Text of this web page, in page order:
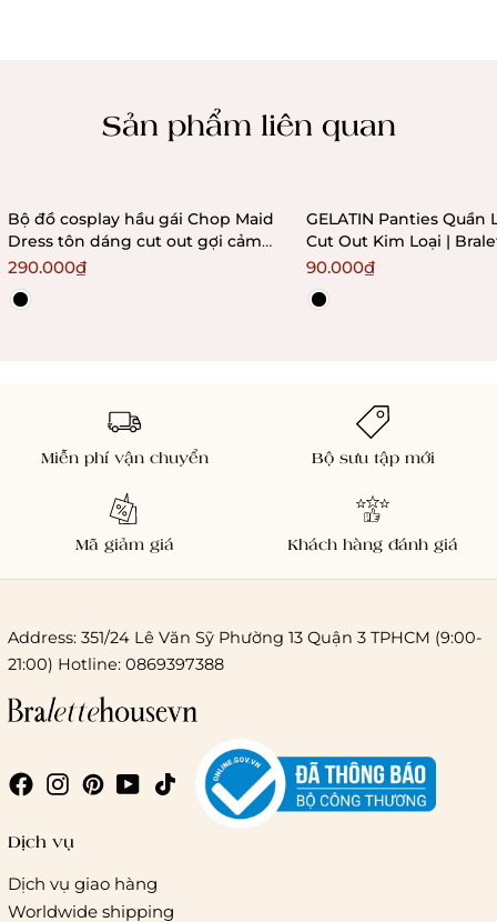
Chi phí giao hàng
Giao hàng trong ngày (hoả tốc)
Sản phẩm liên quan
Bộ đồ cosplay hầu gái Chop Maid
Dress tôn dáng cut out gợi cảm
Bralettehousevn
290.000₫
GELATIN Panties Quần
Cut Out Kim Loại |
90.000₫
Miễn phí vận chuyển Bộ sưu tập mới
Mã giảm giá Khách hàng đánh giá
Address: 351/24 Lê Văn Sỹ Phường 13 Quận 3 TPHCM (9:00-
21:00) Hotline: 0869397388
Dịch vụ
Dịch vụ giao hàng
Worldwide shipping